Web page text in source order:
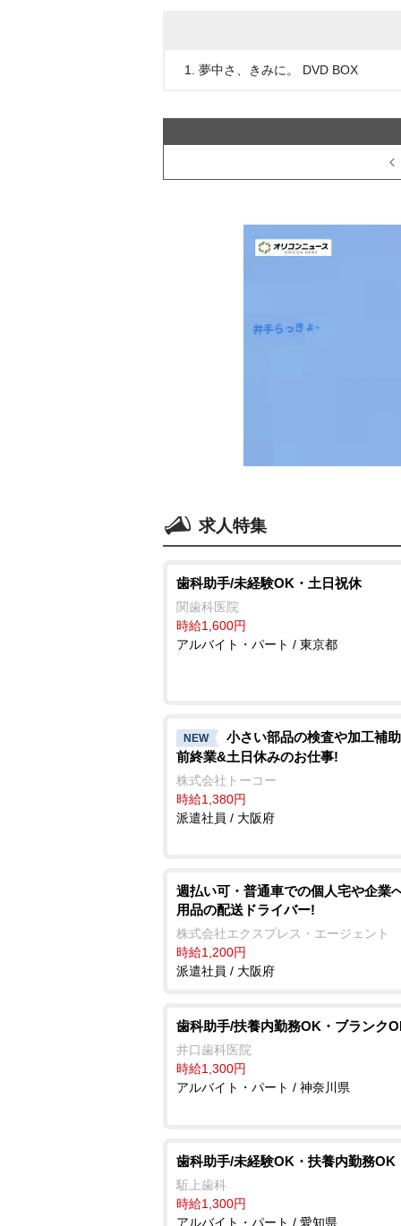
1. 夢中さ、きみに。 DVD BOX
求人特集
歯科助手/未経験OK・土日祝休
関歯科医院
時給1,600円
アルバイト・パート / 東京都
NEW
小さい部品の検査や加工補
前終業&土日休みのお仕事!
株式会社トーコー
時給1,380円
派遣社員 / 大阪府
週払い可・普通車での個人宅や企業
用品の配送ドライバー!
株式会社エクスプレス・エージェント
時給1,200円
派遣社員 / 大阪府
歯科助手/扶養内勤務OK・ブランク
井口歯科医院
時給1,300円
アルバイト・パート / 神奈川県
歯科助手/未経験OK・扶養内勤務OK
駈上歯科
時給1,300円
アルバイト・パート / 愛知県